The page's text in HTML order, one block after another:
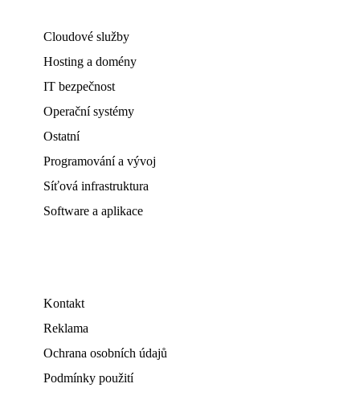
Cloudové služby
Hosting a domény
IT bezpečnost
Operační systémy
Ostatní
Programování a vývoj
Síťová infrastruktura
Software a aplikace
Kontakt
Reklama
Ochrana osobních údajů
Podmínky použití